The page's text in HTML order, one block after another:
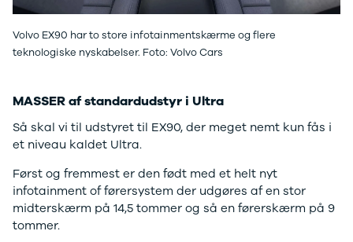
Privatleasing
7X
Modeller
Privatleasing
001
Modeller
Anmeldelser
Privatleasing
Tilbud
Polestar
2
Ioniq 6
i10
i20
Tucson
Iveco
Se alle Iveco
Daily
Kia
Se alle Kia
Elbil
Volvo EX90 har to store infotainmentskærme og flere
teknologiske nyskabelser. Foto: Volvo Cars
MASSER af standardudstyr i Ultra
Så skal vi til udstyret til EX90, der meget nemt kun fås i
et niveau kaldet Ultra.
Først og fremmest er den født med et helt nyt
infotainment of førersystem der udgøres af en stor
midterskærm på 14,5 tommer og så en førerskærm på 9
tommer.